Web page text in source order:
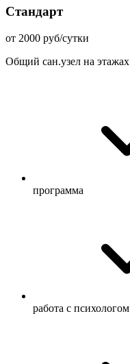
Стандарт
от 2000 руб/сутки
Общий сан.узел на этажах
программа
работа с психологом